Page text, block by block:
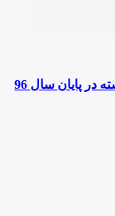
نحوه محاسبه و تطبیق حقوق فرهنگیان بازنشسته در پایان سال 96